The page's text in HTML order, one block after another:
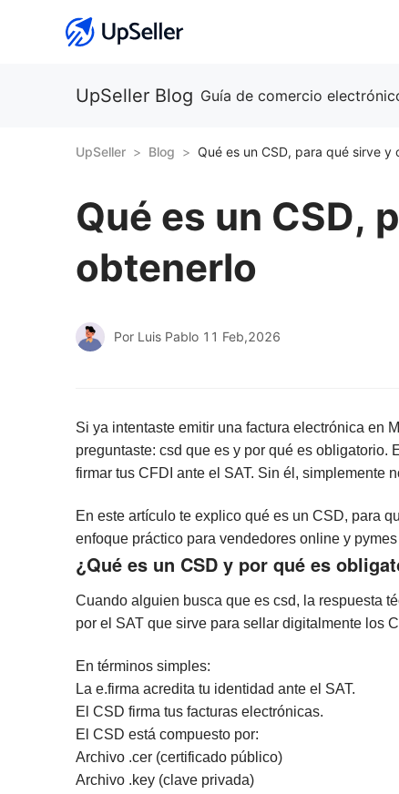
UpSeller Blog Guía de comercio
UpSeller Blog Qué es un CSD, para qué sirve y
Qué es un CSD,
obtenerlo
Por Luis Pablo 11 Feb,2026
Si ya intentaste emitir una factura electrónica en
preguntaste: csd que es y por qué es
firmar tus CFDI ante el SAT. Sin él, simplemente
En este artículo te explico qué es un CSD, para
enfoque práctico para vendedores online y
¿Qué es un CSD y por qué es
Cuando alguien busca que es csd, la respuesta
por el SAT que sirve para sellar digitalmente los
En términos simples:
La e.firma acredita tu identidad ante el SAT.
El CSD firma tus facturas electrónicas.
El CSD está compuesto por:
Archivo .cer (certificado público)
Archivo .key (clave privada)